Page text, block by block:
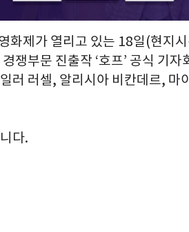
화제가 열리고 있는 18일(현지
쟁부문 진출작 ‘호프’ 공식 기자
러 러셀, 알리시아 비칸데르, 마
다.